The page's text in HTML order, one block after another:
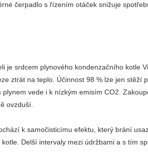
čerpadlo s řízením otáček snižuje
je srdcem plynového kondenzačního kotle
ztrát na teplo. Účinnost 98 % lze jen stěží
vede i k nízkým emisím CO2.
ovzduší.
k samočisticímu efektu, který brání
Delší intervaly mezi údržbami a s tím